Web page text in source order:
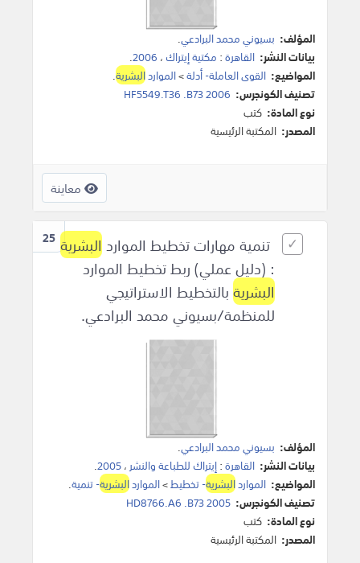
المؤلف: بسيوني محمد البرادعي.
بيانات النشر: القاهرة: مكتية إيتراك، 2006
.
المواضيع: القوى العاملة- أدلة>المواردالبشرية.
تصنيف الكونجرس: HF5549.T36 .B73 2006
نوع المادة: كتب
المصدر: المكتبة الرئيسية
معاينة
25 تنمية مهارات تخطيط المواردالبشرية
: (دليل عملي) ربط تخطيط الموارد
البشريةبالتخطيط الاستراتيجي
للمنظمة/بسيوني محمد البرادعي.
المؤلف: بسيوني محمد البرادعي.
بيانات النشر: القاهرة:إيتراك للطباعة والنشر ،2005
.
المواضيع: المواردالبشرية- تخطيط>المواردالبشرية- تنمية.
تصنيف الكونجرس: HD8766.A6 .B73 2005
نوع المادة: كتب
المصدر: المكتبة الرئيسية